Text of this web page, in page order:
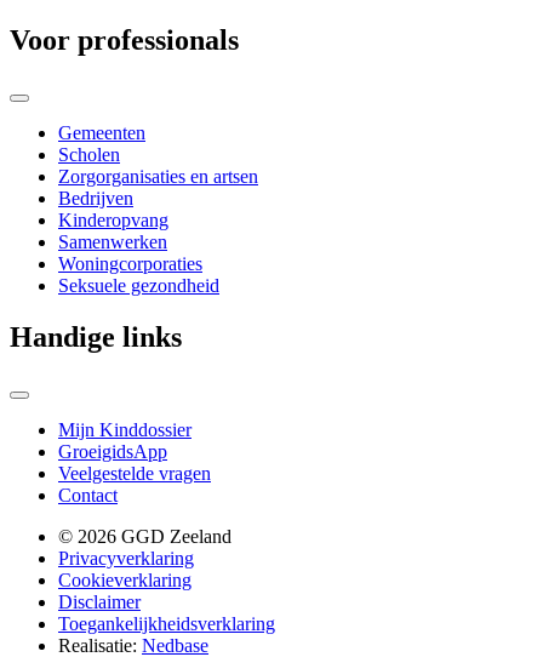
Voor professionals
Gemeenten
Scholen
Zorgorganisaties en artsen
Bedrijven
Kinderopvang
Samenwerken
Woningcorporaties
Seksuele gezondheid
Handige links
Mijn Kinddossier
GroeigidsApp
Veelgestelde vragen
Contact
© 2026 GGD Zeeland
Privacyverklaring
Cookieverklaring
Disclaimer
Toegankelijkheidsverklaring
Realisatie: Nedbase